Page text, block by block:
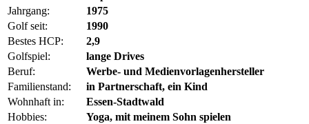
Jahrgang:
1975
Golf seit:
1990
Bestes HCP:
2,9
Golfspiel:
lange Drives
Beruf:
Werbe- und Medienvorlagenhersteller
Familienstand:
in Partnerschaft, ein Kind
Wohnhaft in:
Essen-Stadtwald
Hobbies:
Yoga, mit meinem Sohn spielen